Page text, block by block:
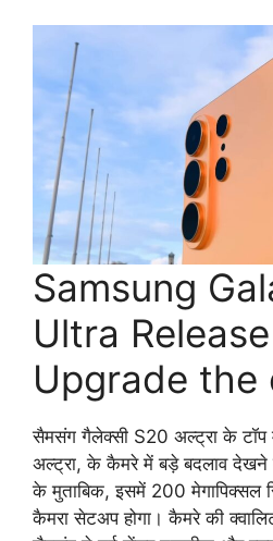
Samsung
Ultra
Upgrade the
सैमसंग गैलेक्सी S20 अल्ट्रा के टॉप
अल्ट्रा, के कैमरे में बड़े बदलाव देखने
के मुताबिक, इसमें 200 मेगापिक्सल
कैमरा सेटअप होगा। कैमरे की